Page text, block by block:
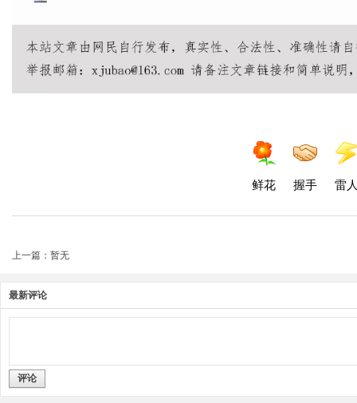
鲜花 握手 雷
上一篇：暂无
最新评论
评论